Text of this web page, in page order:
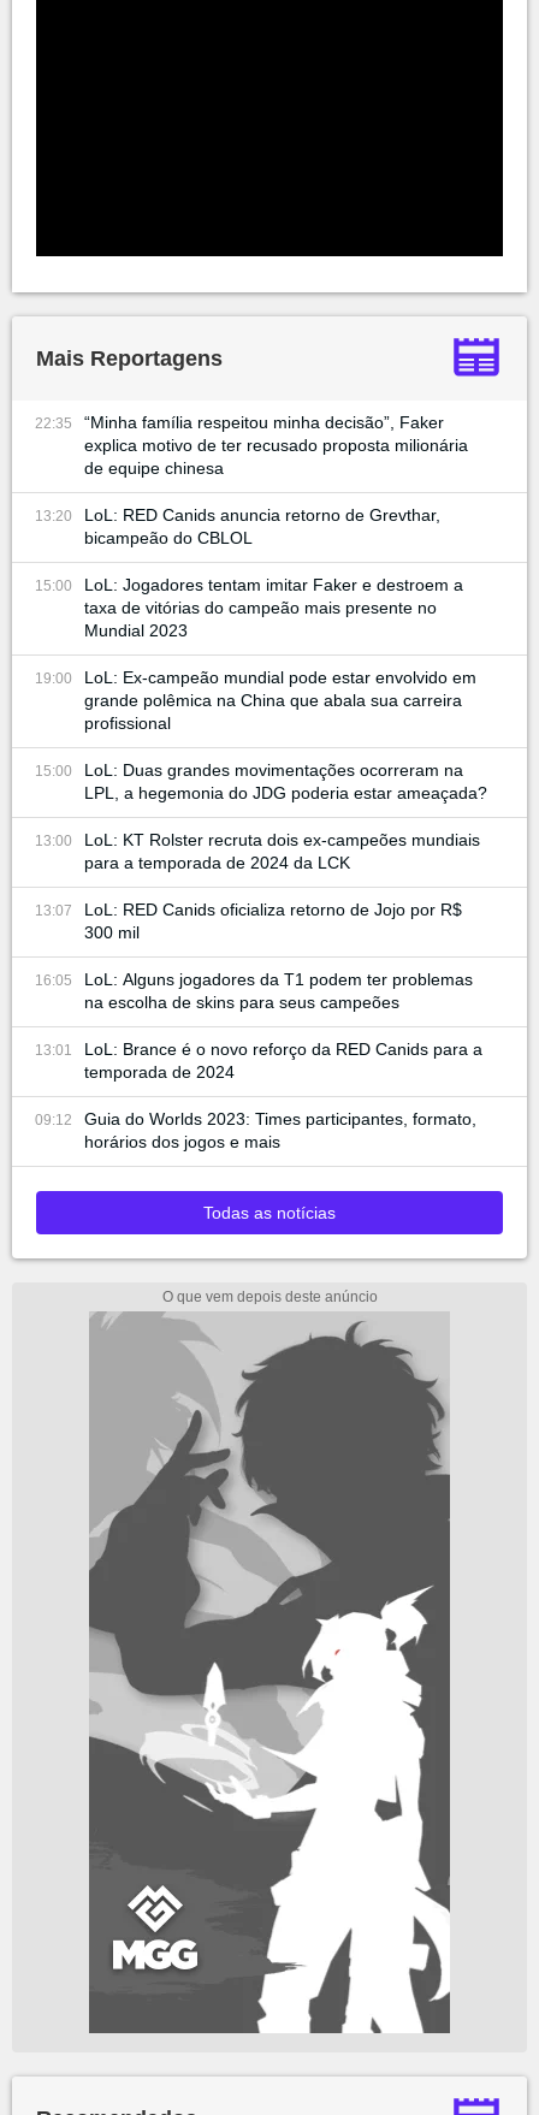
Mais Reportagens
22:35
“Minha família respeitou minha decisão”, Faker
explica motivo de ter recusado proposta milionária
de equipe chinesa
13:20
LoL: RED Canids anuncia retorno de Grevthar,
bicampeão do CBLOL
15:00
LoL: Jogadores tentam imitar Faker e destroem a
taxa de vitórias do campeão mais presente no
Mundial 2023
19:00
LoL: Ex-campeão mundial pode estar envolvido em
grande polêmica na China que abala sua carreira
profissional
15:00
LoL: Duas grandes movimentações ocorreram na
LPL, a hegemonia do JDG poderia estar ameaçada?
13:00
LoL: KT Rolster recruta dois ex-campeões mundiais
para a temporada de 2024 da LCK
13:07
LoL: RED Canids oficializa retorno de Jojo por R$
300 mil
16:05
LoL: Alguns jogadores da T1 podem ter problemas
na escolha de skins para seus campeões
13:01
LoL: Brance é o novo reforço da RED Canids para a
temporada de 2024
09:12
Guia do Worlds 2023: Times participantes, formato,
horários dos jogos e mais
Todas as notícias